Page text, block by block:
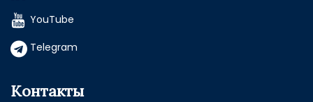
YouTube
Telegram
Контакты